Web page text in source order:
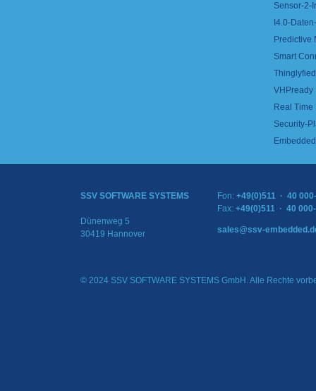
Sensor-2-
I4.0-
Predictive
Smart
VHPready
Real
Security-
SSV SOFTWARE SYSTEMS
Dünenweg 5
30419 Hannover
Fon: +49(0)511 · 40
Fax: +49(0)511 · 40
sales@ssv-
© 2024 SSV SOFTWARE SYSTEMS GmbH. Alle Rechte